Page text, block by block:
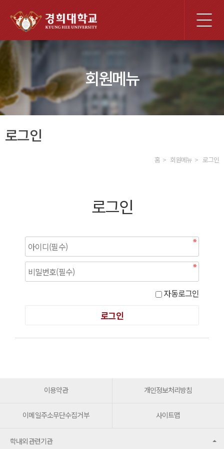
체
뉴
회원메뉴
로그인
홈 회원메뉴 로그인
로그인
자동로그인
이용약관 개인정보처리방침
이메일주소무단수집거부 사이트맵
학내외관련기관